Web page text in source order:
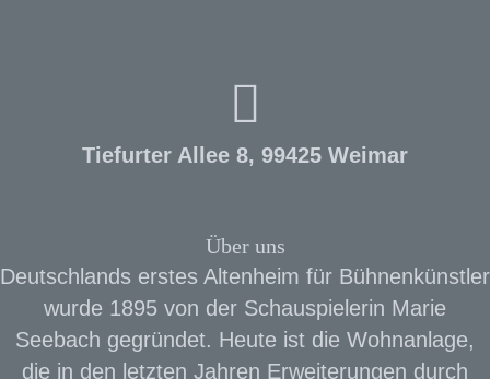
Tiefurter Allee 8, 99425 Weimar
Über uns
Deutschlands erstes Altenheim für Bühnenkünstler
wurde 1895 von der Schauspielerin Marie
Seebach gegründet. Heute ist die Wohnanlage,
die in den letzten Jahren Erweiterungen durch